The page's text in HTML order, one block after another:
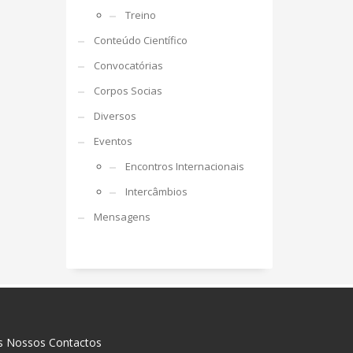
Treino
Conteúdo Científico
Convocatórias
Corpos Socias
Diversos
Eventos
Encontros Internacionais
Intercâmbios
Mensagens
Nossos Contactos